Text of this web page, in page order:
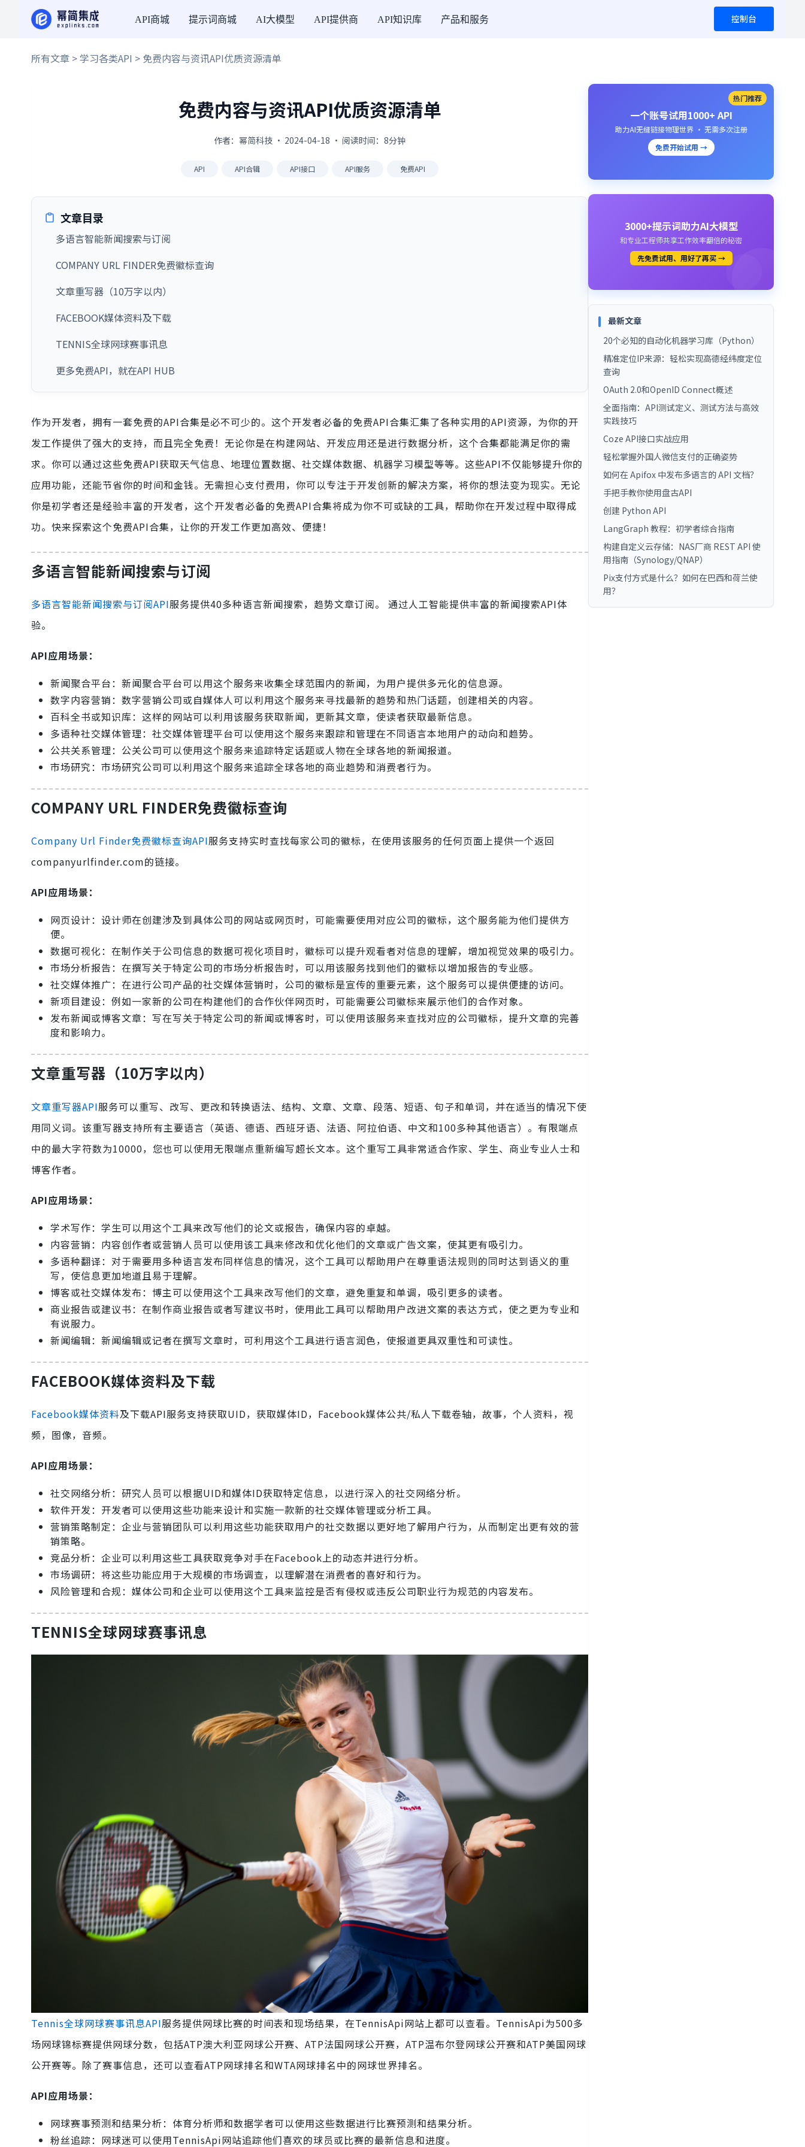
API商城 提示词商城 AI大模型 API提供商 API知识库 产品和服务 控制台
所有文章 >学习各类API > 免费内容与资讯API优质资源清单
免费内容与资讯API优质资源清单
作者：幂简科技 · 2024-04-18 · 阅读时间：8分钟
API API合辑 API接口 API服务 免费API
文章目录
多语言智能新闻搜索与订阅
COMPANY URL FINDER免费徽标查询
文章重写器（10万字以内）
FACEBOOK媒体资料及下载
TENNIS全球网球赛事讯息
更多免费API，就在API HUB
作为开发者，拥有一套免费的API合集是必不可少的。这个开发者必备的免费API合集汇集了各种实用的API资源，为你的开
发工作提供了强大的支持，而且完全免费！无论你是在构建网站、开发应用还是进行数据分析，这个合集都能满足你的需
求。你可以通过这些免费API获取天气信息、地理位置数据、社交媒体数据、机器学习模型等等。这些API不仅能够提升你的
应用功能，还能节省你的时间和金钱。无需担心支付费用，你可以专注于开发创新的解决方案，将你的想法变为现实。无论
你是初学者还是经验丰富的开发者，这个开发者必备的免费API合集将成为你不可或缺的工具，帮助你在开发过程中取得成
功。快来探索这个免费API合集，让你的开发工作更加高效、便捷！
多语言智能新闻搜索与订阅
多语言智能新闻搜索与订阅API服务提供40多种语言新闻搜索，趋势文章订阅。 通过人工智能提供丰富的新闻搜索API体
验。
API应用场景：
新闻聚合平台：新闻聚合平台可以用这个服务来收集全球范围内的新闻，为用户提供多元化的信息源。
数字内容营销：数字营销公司或自媒体人可以利用这个服务来寻找最新的趋势和热门话题，创建相关的内容。
百科全书或知识库：这样的网站可以利用该服务获取新闻，更新其文章，使读者获取最新信息。
多语种社交媒体管理：社交媒体管理平台可以使用这个服务来跟踪和管理在不同语言本地用户的动向和趋势。
公共关系管理：公关公司可以使用这个服务来追踪特定话题或人物在全球各地的新闻报道。
市场研究：市场研究公司可以利用这个服务来追踪全球各地的商业趋势和消费者行为。
COMPANY URL FINDER免费徽标查询
Company Url Finder免费徽标查询API服务支持实时查找每家公司的徽标，在使用该服务的任何页面上提供一个返回
companyurlfinder.com的链接。
API应用场景：
网页设计：设计师在创建涉及到具体公司的网站或网页时，可能需要使用对应公司的徽标，这个服务能为他们提供方
便。
数据可视化：在制作关于公司信息的数据可视化项目时，徽标可以提升观看者对信息的理解，增加视觉效果的吸引力。
市场分析报告：在撰写关于特定公司的市场分析报告时，可以用该服务找到他们的徽标以增加报告的专业感。
社交媒体推广：在进行公司产品的社交媒体营销时，公司的徽标是宣传的重要元素，这个服务可以提供便捷的访问。
新项目建设：例如一家新的公司在构建他们的合作伙伴网页时，可能需要公司徽标来展示他们的合作对象。
发布新闻或博客文章：写在写关于特定公司的新闻或博客时，可以使用该服务来查找对应的公司徽标，提升文章的完善
度和影响力。
文章重写器（10万字以内）
文章重写器API服务可以重写、改写、更改和转换语法、结构、文章、文章、段落、短语、句子和单词，并在适当的情况下使
用同义词。该重写器支持所有主要语言（英语、德语、西班牙语、法语、阿拉伯语、中文和100多种其他语言）。有限端点
中的最大字符数为10000，您也可以使用无限端点重新编写超长文本。这个重写工具非常适合作家、学生、商业专业人士和
博客作者。
API应用场景：
学术写作：学生可以用这个工具来改写他们的论文或报告，确保内容的卓越。
内容营销：内容创作者或营销人员可以使用该工具来修改和优化他们的文章或广告文案，使其更有吸引力。
多语种翻译：对于需要用多种语言发布同样信息的情况，这个工具可以帮助用户在尊重语法规则的同时达到语义的重
写，使信息更加地道且易于理解。
博客或社交媒体发布：博主可以使用这个工具来改写他们的文章，避免重复和单调，吸引更多的读者。
商业报告或建议书：在制作商业报告或者写建议书时，使用此工具可以帮助用户改进文案的表达方式，使之更为专业和
有说服力。
新闻编辑：新闻编辑或记者在撰写文章时，可利用这个工具进行语言润色，使报道更具双重性和可读性。
FACEBOOK媒体资料及下载
Facebook媒体资料及下载API服务支持获取UID，获取媒体ID，Facebook媒体公共/私人下载卷轴，故事，个人资料，视
频，图像，音频。
API应用场景：
社交网络分析：研究人员可以根据UID和媒体ID获取特定信息，以进行深入的社交网络分析。
软件开发：开发者可以使用这些功能来设计和实施一款新的社交媒体管理或分析工具。
营销策略制定：企业与营销团队可以利用这些功能获取用户的社交数据以更好地了解用户行为，从而制定出更有效的营
销策略。
竞品分析：企业可以利用这些工具获取竞争对手在Facebook上的动态并进行分析。
市场调研：将这些功能应用于大规模的市场调查，以理解潜在消费者的喜好和行为。
风险管理和合规：媒体公司和企业可以使用这个工具来监控是否有侵权或违反公司职业行为规范的内容发布。
TENNIS全球网球赛事讯息
Tennis全球网球赛事讯息API服务提供网球比赛的时间表和现场结果，在TennisApi网站上都可以查看。TennisApi为500多
场网球锦标赛提供网球分数，包括ATP澳大利亚网球公开赛、ATP法国网球公开赛，ATP温布尔登网球公开赛和ATP美国网球
公开赛等。除了赛事信息，还可以查看ATP网球排名和WTA网球排名中的网球世界排名。
API应用场景：
网球赛事预测和结果分析：体育分析师和数据学者可以使用这些数据进行比赛预测和结果分析。
粉丝追踪：网球迷可以使用TennisApi网站追踪他们喜欢的球员或比赛的最新信息和进度。
热门推荐
一个账号试用1000+ API
助力AI无缝链接物理世界 · 无需多次注册
免费开始试用 →
3000+提示词助力AI大模型
和专业工程师共享工作效率翻倍的秘密
先免费试用、用好了再买 →
最新文章
20个必知的自动化机器学习库（Python）
精准定位IP来源：轻松实现高德经纬度定位
查询
OAuth 2.0和OpenID Connect概述
全面指南：API测试定义、测试方法与高效
实践技巧
Coze API接口实战应用
轻松掌握外国人微信支付的正确姿势
如何在 Apifox 中发布多语言的 API 文档？
手把手教你使用盘古API
创建 Python API
LangGraph 教程：初学者综合指南
构建自定义云存储：NAS厂商 REST API 使
用指南（Synology/QNAP）
Pix支付方式是什么？如何在巴西和荷兰使
用？